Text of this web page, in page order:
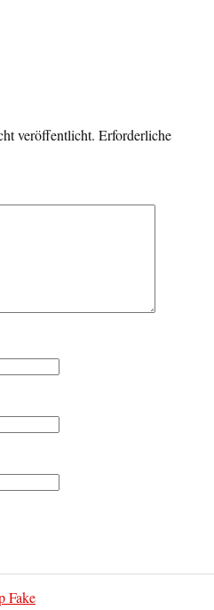
veröffentlicht. Erforderliche
Fake